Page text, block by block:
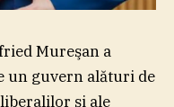
Mureşan a
un guvern alături de
şi ale